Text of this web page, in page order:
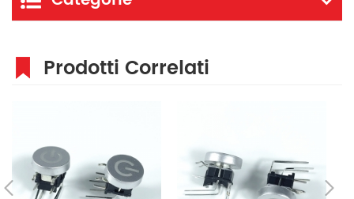
Prodotti Correlati